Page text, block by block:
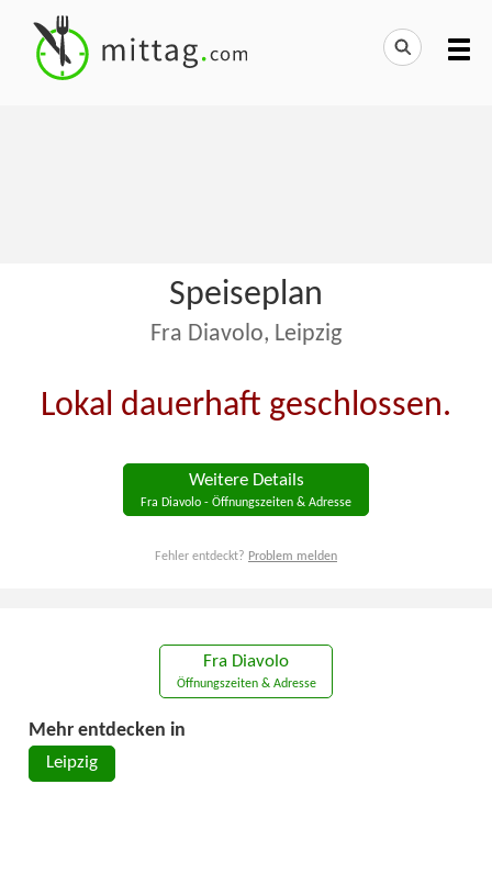
Speiseplan
Fra Diavolo, Leipzig
Lokal dauerhaft geschlossen.
Weitere Details
Fra Diavolo - Öffnungszeiten & Adresse
Fehler entdeckt? Problem melden
Fra Diavolo
Öffnungszeiten & Adresse
Mehr entdecken in
Leipzig